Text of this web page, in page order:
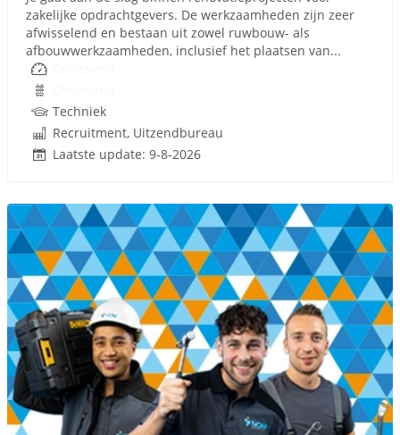
zakelijke opdrachtgevers. De werkzaamheden zijn zeer
afwisselend en bestaan uit zowel ruwbouw- als
afbouwwerkzaamheden, inclusief het plaatsen van...
Techniek
Recruitment, Uitzendbureau
Laatste update: 9-8-2026